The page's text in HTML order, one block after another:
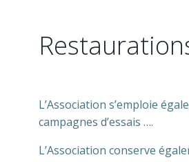
L’Association s’emploie
campagnes d’essais ….
L’Association conserve